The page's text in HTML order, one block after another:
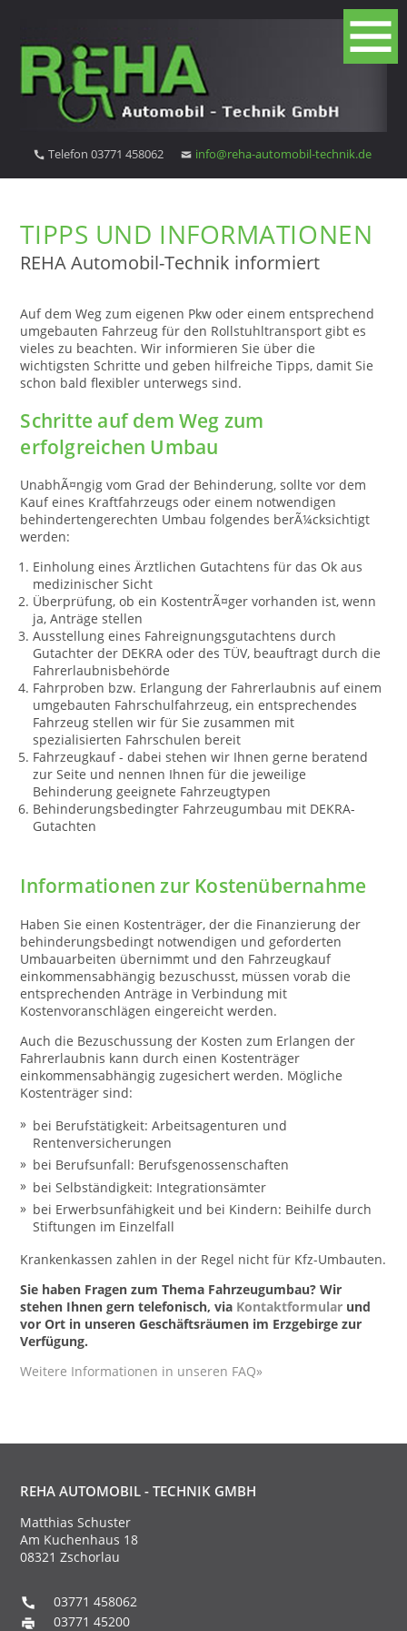
Telefon 03771 458062 info@reha-automobil-technik.de
TIPPS UND INFORMATIONEN
REHA Automobil-Technik informiert
Auf dem Weg zum eigenen Pkw oder einem entsprechend
umgebauten Fahrzeug für den Rollstuhltransport gibt es
vieles zu beachten. Wir informieren Sie über die
wichtigsten Schritte und geben hilfreiche Tipps, damit Sie
schon bald flexibler unterwegs sind.
Schritte auf dem Weg zum
erfolgreichen Umbau
UnabhÃ¤ngig vom Grad der Behinderung, sollte vor dem
Kauf eines Kraftfahrzeugs oder einem notwendigen
behindertengerechten Umbau folgendes berÃ¼cksichtigt
werden:
Einholung eines Ärztlichen Gutachtens für das Ok aus
medizinischer Sicht
Überprüfung, ob ein KostentrÃ¤ger vorhanden ist, wenn
ja, Anträge stellen
Ausstellung eines Fahreignungsgutachtens durch
Gutachter der DEKRA oder des TÜV, beauftragt durch die
Fahrerlaubnisbehörde
Fahrproben bzw. Erlangung der Fahrerlaubnis auf einem
umgebauten Fahrschulfahrzeug, ein entsprechendes
Fahrzeug stellen wir für Sie zusammen mit
spezialisierten Fahrschulen bereit
Fahrzeugkauf - dabei stehen wir Ihnen gerne beratend
zur Seite und nennen Ihnen für die jeweilige
Behinderung geeignete Fahrzeugtypen
Behinderungsbedingter Fahrzeugumbau mit DEKRA-
Gutachten
Informationen zur Kostenübernahme
Haben Sie einen Kostenträger, der die Finanzierung der
behinderungsbedingt notwendigen und geforderten
Umbauarbeiten übernimmt und den Fahrzeugkauf
einkommensabhängig bezuschusst, müssen vorab die
entsprechenden Anträge in Verbindung mit
Kostenvoranschlägen eingereicht werden.
Auch die Bezuschussung der Kosten zum Erlangen der
Fahrerlaubnis kann durch einen Kostenträger
einkommensabhängig zugesichert werden. Mögliche
Kostenträger sind:
bei Berufstätigkeit: Arbeitsagenturen und
Rentenversicherungen
bei Berufsunfall: Berufsgenossenschaften
bei Selbständigkeit: Integrationsämter
bei Erwerbsunfähigkeit und bei Kindern: Beihilfe durch
Stiftungen im Einzelfall
Krankenkassen zahlen in der Regel nicht für Kfz-Umbauten.
Sie haben Fragen zum Thema Fahrzeugumbau? Wir
stehen Ihnen gern telefonisch, via Kontaktformular und
vor Ort in unseren Geschäftsräumen im Erzgebirge zur
Verfügung.
Weitere Informationen in unseren FAQ»
REHA AUTOMOBIL - TECHNIK GMBH
Matthias Schuster
Am Kuchenhaus 18
08321 Zschorlau
03771 458062
03771 45200